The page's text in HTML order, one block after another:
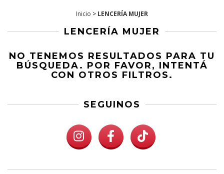
Inicio > LENCERÍA MUJER
LENCERÍA MUJER
NO TENEMOS RESULTADOS PARA TU
BÚSQUEDA. POR FAVOR, INTENTÁ
CON OTROS FILTROS.
SEGUINOS